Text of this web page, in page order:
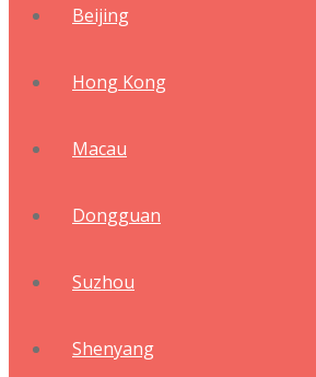
Beijing
Hong Kong
Macau
Dongguan
Suzhou
Shenyang